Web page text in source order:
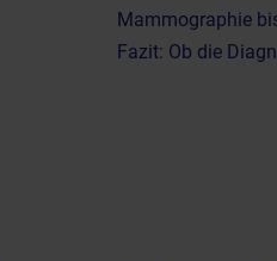
Mammographie
Fazit: Ob die